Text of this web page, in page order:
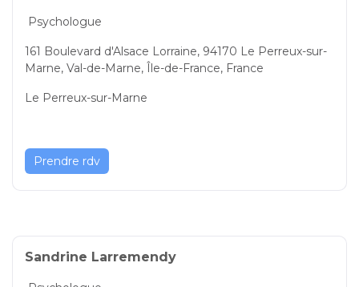
Psychologue
161 Boulevard d'Alsace Lorraine, 94170 Le Perreux-sur-
Marne, Val-de-Marne, Île-de-France, France
Le Perreux-sur-Marne
Prendre rdv
Sandrine Larremendy